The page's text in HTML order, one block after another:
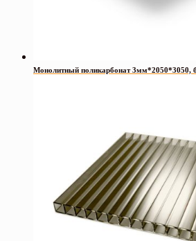
Монолитный поликарбонат 3мм*2050*3050,